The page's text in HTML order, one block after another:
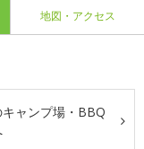
地図・アクセス
ャンプ場・BBQ